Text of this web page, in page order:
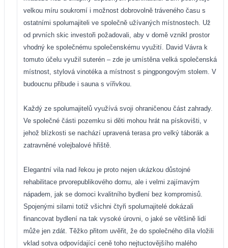
velkou míru soukromí i možnost dobrovolně tráveného času s
ostatními spolumajiteli ve společně užívaných místnostech. Už
od prvních skic investoři požadovali, aby v domě vznikl prostor
vhodný ke společnému společenskému využití. David Vávra k
tomuto účelu využil suterén – zde je umístěna velká společenská
místnost, stylová vinotéka a místnost s pingpongovým stolem. V
budoucnu přibude i sauna s vířivkou.
Každý ze spolumajitelů využívá svoji ohraničenou část zahrady.
Ve společné části pozemku si děti mohou hrát na pískovišti, v
jehož blízkosti se nachází upravená terasa pro velký táborák a
zatravněné volejbalové hřiště.
Elegantní vila nad řekou je proto nejen ukázkou důstojné
rehabilitace prvorepublikového domu, ale i velmi zajímavým
nápadem, jak se domoci kvalitního bydlení bez kompromisů.
Spojenými silami totiž všichni čtyři spolumajitelé dokázali
financovat bydlení na tak vysoké úrovni, o jaké se většině lidí
může jen zdát. Těžko přitom uvěřit, že do společného díla vložili
vklad sotva odpovídající ceně toho nejtuctovějšího malého